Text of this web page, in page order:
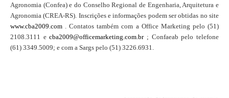
Agronomia (Confea) e do Conselho Regional de Engenharia, Arquitetura e
Agronomia (CREA-RS). Inscrições e informações podem ser obtidas no site
www.cba2009.com . Contatos também com a Office Marketing pelo (51)
2108.3111 ecba2009@officemarketing.com.br; Confaeab pelo telefone
(61) 3349.5009; e com a Sargs pelo (51) 3226.6931.